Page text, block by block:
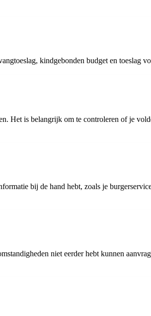
kindgebonden budget en toeslag
Het is belangrijk om te controleren of je
bij de hand hebt, zoals je
niet eerder hebt kunnen